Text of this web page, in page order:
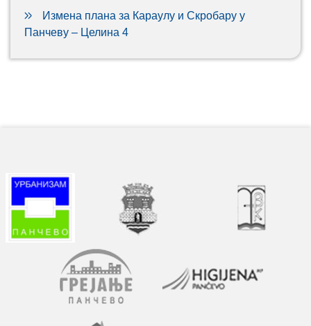
Измена плана за Караулу и Скробару у
Панчеву – Целина 4